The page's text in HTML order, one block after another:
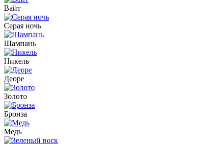
Вайт
Серая ночь
Шампань
Никель
Деоре
Золото
Бронза
Медь